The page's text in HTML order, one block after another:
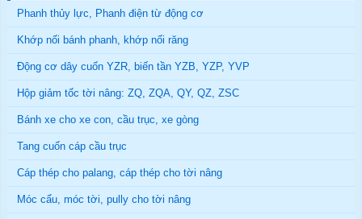
Phanh thủy lực, Phanh điện từ động cơ
Khớp nối bánh phanh, khớp nối răng
Động cơ dây cuốn YZR, biến tần YZB, YZP, YVP
Hộp giảm tốc tời nâng: ZQ, ZQA, QY, QZ, ZSC
Bánh xe cho xe con, cầu trục, xe gòng
Tang cuốn cáp cầu trục
Cáp thép cho palang, cáp thép cho tời nâng
Móc cẩu, móc tời, pully cho tời nâng